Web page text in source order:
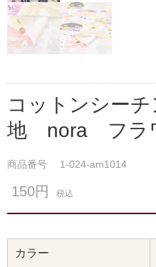
コットンシー
地 nora フラ
商品番号 1-024-am1014
150円 税込
カラー